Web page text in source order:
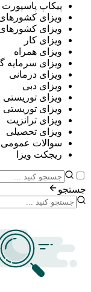
پاسپورت
کشورهای اروپایی
کشورهای آسیایی
کار
همراه
سرمایه گذاری
درمانی
دبی
توریستی انگلیس
توریستی
ترانزیت
تحصیلی
عمومی اخذ ویزا
ویزا